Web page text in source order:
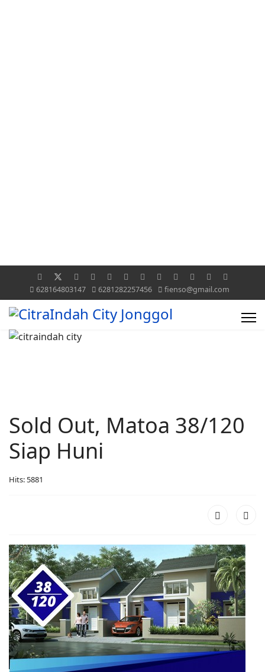
628164803147 6281282257456 fienso@gmail.com
Sold Out, Matoa 38/120
Siap Huni
Hits: 5881